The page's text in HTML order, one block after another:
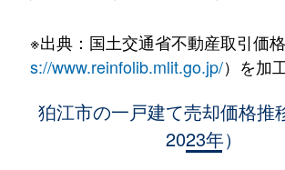
猪方
6,300万円 和泉多
42,000万円 和泉多
※出典：国土交通省不動産取引価
s://www.reinfolib.mlit.go.jp/）を加
狛江市の一戸建て売却価格推
2023年）